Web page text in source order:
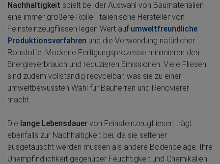
Nachhaltigkeit spielt bei der Auswahl von Baumaterialien
eine immer größere Rolle. Italienische Hersteller von
Feinsteinzeugfliesen legen Wert auf umweltfreundliche
Produktionsverfahren und die Verwendung natürlicher
Rohstoffe. Moderne Fertigungsprozesse minimieren den
Energieverbrauch und reduzieren Emissionen. Viele Fliesen
sind zudem vollständig recycelbar, was sie zu einer
umweltbewussten Wahl für Bauherren und Renovierer
macht.
Die lange Lebensdauer von Feinsteinzeugfliesen trägt
ebenfalls zur Nachhaltigkeit bei, da sie seltener
ausgetauscht werden müssen als andere Bodenbeläge. Ihre
Unempfindlichkeit gegenüber Feuchtigkeit und Chemikalien